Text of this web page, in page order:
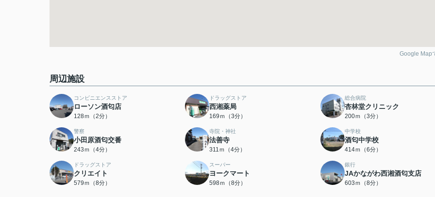
Google Map
周辺施設
コンビニエンスストア
ローソン酒匂店
128ｍ（2分）
ドラッグストア
西湘薬局
169ｍ（3分）
総合病院
杏林堂クリニック
200ｍ（3分）
警察
小田原酒匂交番
243ｍ（4分）
寺院・神社
法善寺
311ｍ（4分）
中学校
酒匂中学校
414ｍ（6分）
ドラッグストア
クリエイト
579ｍ（8分）
スーパー
ヨークマート
598ｍ（8分）
銀行
JAかながわ西湘酒匂支店
603ｍ（8分）